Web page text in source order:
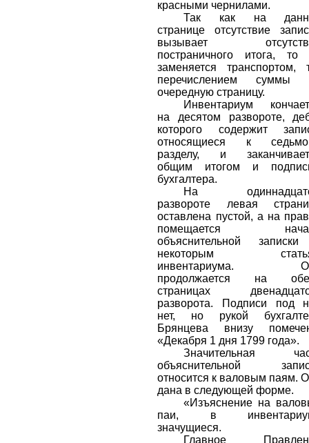
красными чернилами.
Так как на
странице отсутствие
вызывает
постраничного итога, то
заменяется транспортом,
перечислением суммы
очередную страницу.
Инвентариум
на десятом развороте,
которого содержит
относящиеся к
разделу, и
общим итогом и
бухгалтера.
На
развороте левая
оставлена пустой, а на
помещается
объяснительной
некоторым
инвентариума.
продолжается на
страницах
разворота. Подписи под
нет, но рукой
Брянцева внизу
«Декабря 1 дня 1799 года».
Значительная
объяснительной
относится к валовым паям.
дана в следующей форме.
«Изъяснение на
паи, в
значущиеся.
Главное